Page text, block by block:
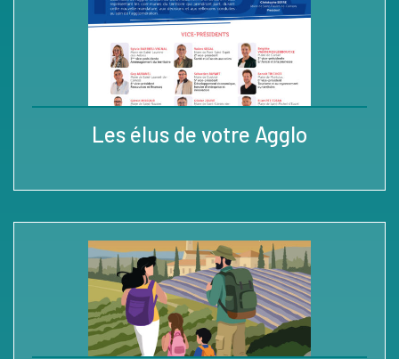
Les élus de votre Agglo